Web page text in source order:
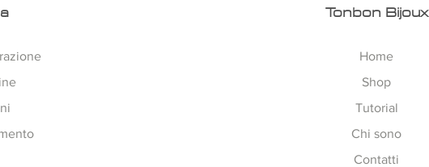
Tonbon Bijoux
Home
Shop
Tutorial
Chi sono
Contatti